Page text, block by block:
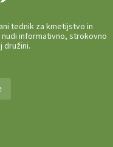
tednik za kmetijstvo in
informativno, strokovno
družini.